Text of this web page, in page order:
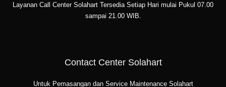
Layanan Call Center Solahart Tersedia Setiap Hari mulai Pukul 07.00
sampai 21.00 WIB.
Contact Center Solahart
Untuk Pemasangan dan Service Maintenance Solahart